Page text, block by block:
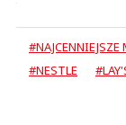
#NAJCENNIEJSZE
#NESTLE